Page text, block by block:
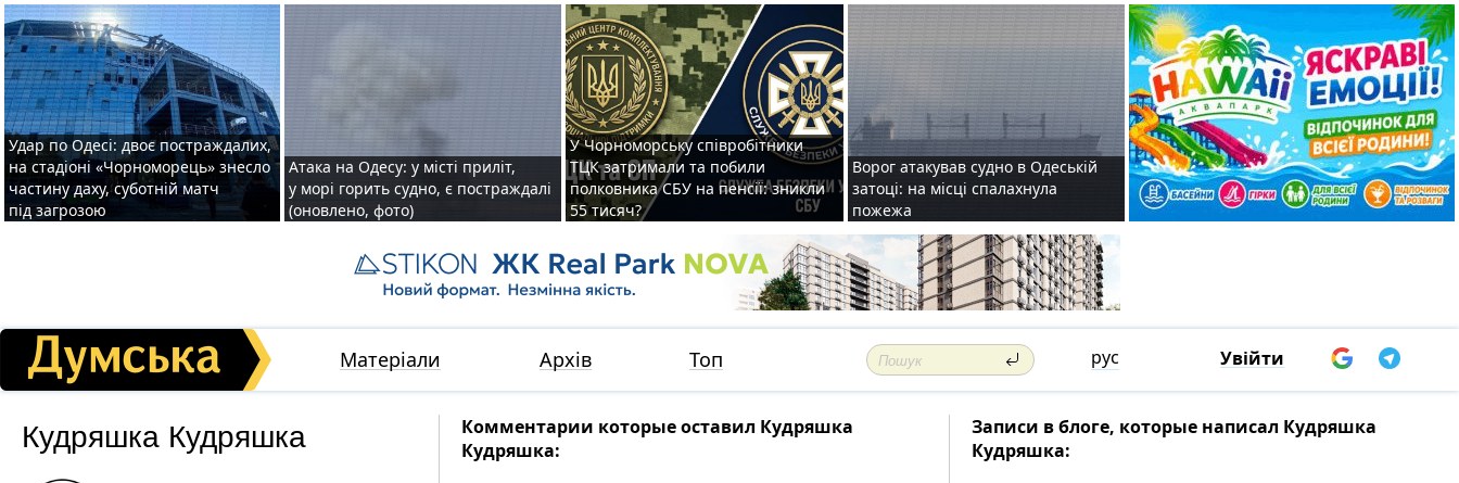
Удар по Одесі: двоє постраждалих,
на стадіоні «Чорноморець» знесло
частину даху, суботній матч
під загрозою
Атака на Одесу: у місті приліт,
у морі горить судно, є постраждалі
(оновлено, фото)
У Чорноморську співробітники
ТЦК затримали та побили
полковника СБУ на пенсії: зникли
55 тисяч?
Ворог атакував судно в Одеській
затоці: на місці спалахнула
пожежа
Матеріали Архів Топ рус Увійти
Кудряшка Кудряшка
Комментарии которые оставил Кудряшка
Кудряшка:
Записи в блоге, которые написал Кудряшка
Кудряшка: